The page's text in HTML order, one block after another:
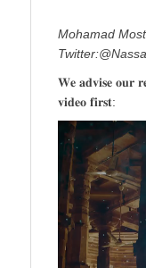
Mohamad
𝐖𝐞 𝐚𝐝𝐯𝐢𝐬𝐞 𝐨𝐮𝐫
𝐯𝐢𝐝𝐞𝐨 𝐟𝐢𝐫𝐬𝐭: